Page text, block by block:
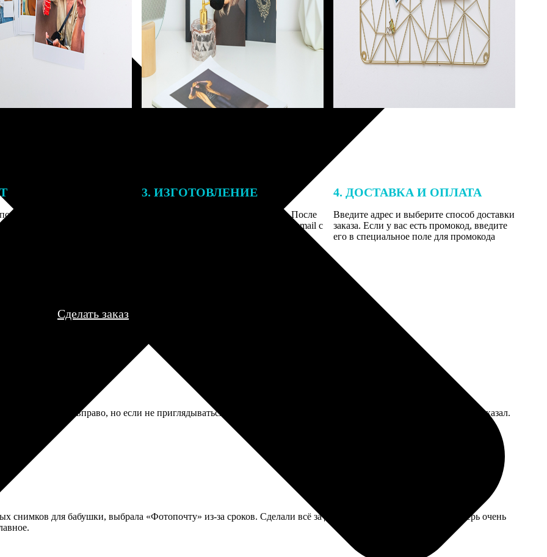
заказа к печати
могут связаться с Вами
телефону или email для
деталей.
3. ИЗГОТОВЛЕНИЕ
Оплатите заказ банковской картой. После
оплаты получите подтверждение на email с
описанием заказа. Когда отправим заказ
4. ДОСТАВКА И ОПЛАТА
Введите адрес и выберите способ доставки
заказа. Если у вас есть промокод, введите
его в специальное поле для промокода
Сделать заказ
съехала вправо, но если не приглядываться, не заметно. Носить можно, жена даже не увидела, пока я не сказал.
снимков для бабушки, выбрала «Фотопочту» из-за сроков. Сделали всё за два дня и отправили, бабушка теперь очень